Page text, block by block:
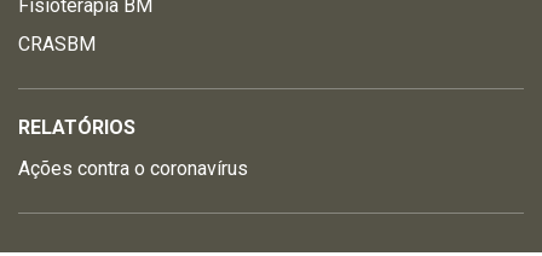
Fisioterapia BM
CRASBM
RELATÓRIOS
Ações contra o coronavírus